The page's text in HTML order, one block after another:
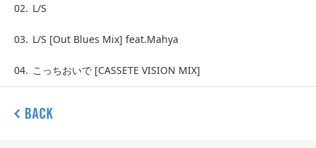
02. L/S
03. L/S [Out Blues Mix] feat.Mahya
04. こっちおいで [CASSETE VISION MIX]